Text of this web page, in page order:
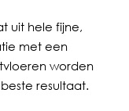
uit hele fijne,
met een
worden
resultaat.